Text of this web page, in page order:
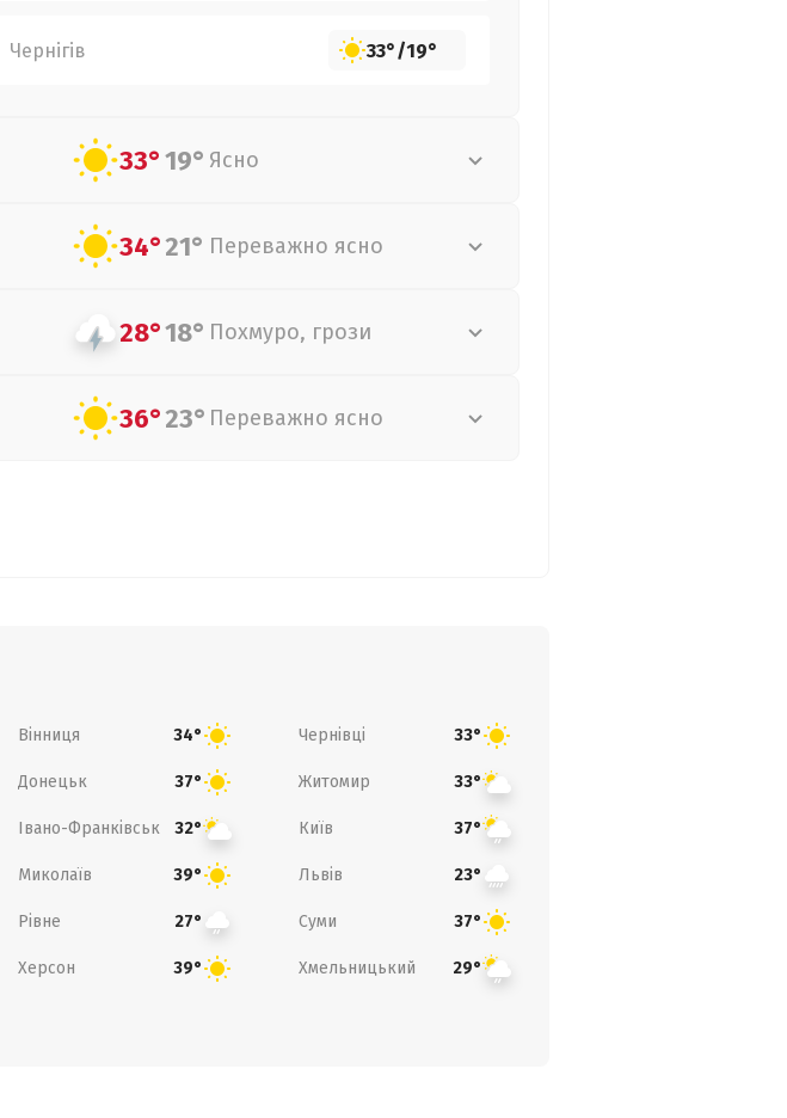
Чернігів 33°/19°
33°19° Ясно
34°21° Переважно ясно
28°18° Похмуро, грози
36°23° Переважно ясно
Вінниця 34° Чернівці 33°
Донецьк 37° Житомир 33°
Івано-Франківськ 32° Київ 37°
Миколаїв 39° Львів 23°
Рівне 27° Суми 37°
Херсон 39° Хмельницький 29°